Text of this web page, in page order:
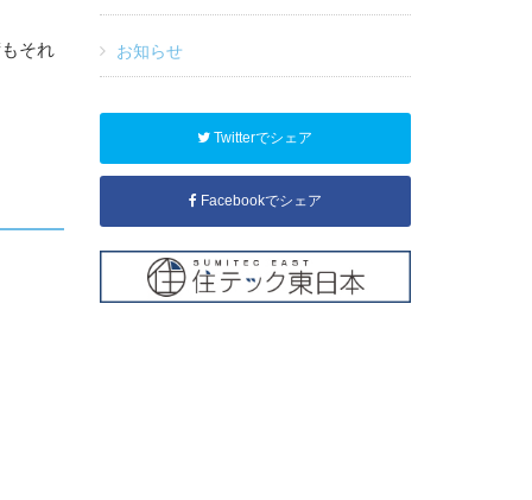
それ お知らせ
Twitterでシェア
Facebookでシェア